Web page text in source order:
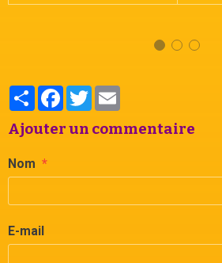
PartagerFacebook
Twitter
Ajouter un commentaire
Nom
E-mail